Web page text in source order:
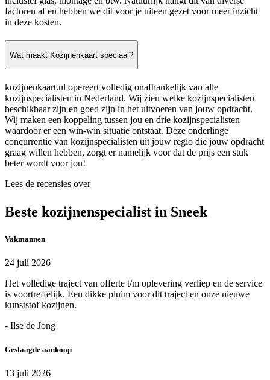
factoren af en hebben we dit voor je uiteen gezet voor meer inzicht
in deze kosten.
Wat maakt Kozijnenkaart speciaal?
kozijnenkaart.nl opereert volledig onafhankelijk van alle
kozijnspecialisten in Nederland. Wij zien welke kozijnspecialisten
beschikbaar zijn en goed zijn in het uitvoeren van jouw opdracht.
Wij maken een koppeling tussen jou en drie kozijnspecialisten
waardoor er een win-win situatie ontstaat. Deze onderlinge
concurrentie van kozijnspecialisten uit jouw regio die jouw opdracht
graag willen hebben, zorgt er namelijk voor dat de prijs een stuk
beter wordt voor jou!
Lees de recensies over
Beste kozijnenspecialist in Sneek
Vakmannen
24 juli 2026
Het volledige traject van offerte t/m oplevering verliep en de service
is voortreffelijk. Een dikke pluim voor dit traject en onze nieuwe
kunststof kozijnen.
- Ilse de Jong
Geslaagde aankoop
13 juli 2026